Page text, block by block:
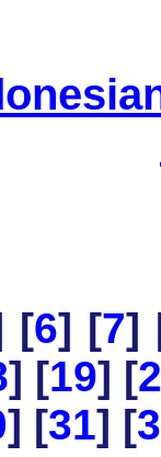
[6] [7]
] [19] [
] [31] [